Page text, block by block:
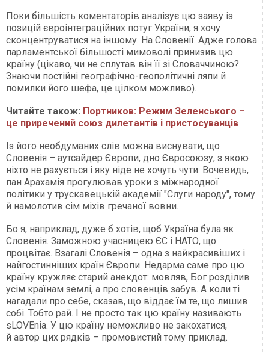
Поки більшість коментаторів аналізує цю заяву із
позицій євроінтеграційних потуг України, я хочу
сконцентруватися на іншому. На Словенії. Адже голова
парламентської більшості мимоволі принизив цю
країну (цікаво, чи не сплутав він її зі Словаччиною?
Знаючи постійні географічно-геополітичні ляпи й
помилки його шефа, це цілком можливо).
Читайте також: Портников: Режим Зеленського –
це приречений союз дилетантів і пристосуванців
Із його необдуманих слів можна виснувати, що
Словенія – аутсайдер Європи, дно Євросоюзу, з якою
ніхто не рахується і яку ніде не хочуть чути. Вочевидь,
пан Арахамія прогулював уроки з міжнародної
політики у трускавецькій академії "Слуги народу", тому
й намолотив сім міхів гречаної вовни.
Бо я, наприклад, дуже б хотів, щоб Україна була як
Словенія. Заможною учасницею ЄС і НАТО, що
процвітає. Взагалі Словенія – одна з найкрасивіших і
найгостинніших країн Європи. Недарма саме про цю
країну кружляє старий анекдот: мовляв, Бог розділив
усім країнам землі, а про словенців забув. А коли ті
нагадали про себе, сказав, що віддає їм те, що лишив
собі. Тобто рай. І не просто так цю країну називають
sLOVEnia. У цю країну неможливо не закохатися,
й автор цих рядків – промовистий тому приклад.